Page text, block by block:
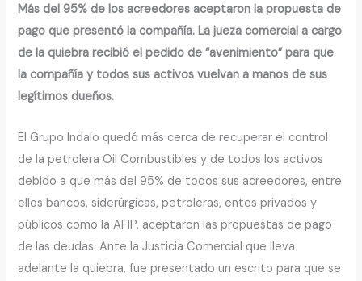
Más del 95% de los acreedores aceptaron la propuesta de
pago que presentó la compañía. La jueza comercial a cargo
de la quiebra recibió el pedido de “avenimiento” para que
la compañía y todos sus activos vuelvan a manos de sus
legítimos dueños.
El Grupo Indalo quedó más cerca de recuperar el control
de la petrolera Oil Combustibles y de todos los activos
debido a que más del 95% de todos sus acreedores, entre
ellos bancos, siderúrgicas, petroleras, entes privados y
públicos como la AFIP, aceptaron las propuestas de pago
de las deudas. Ante la Justicia Comercial que lleva
adelante la quiebra, fue presentado un escrito para que se